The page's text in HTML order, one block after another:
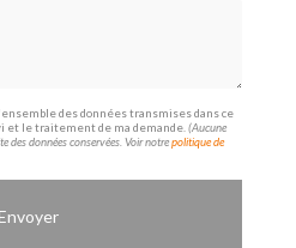
des données transmises dans ce
et le traitement de ma demande.(Aucune
des données conservées. Voir notrepolitique de